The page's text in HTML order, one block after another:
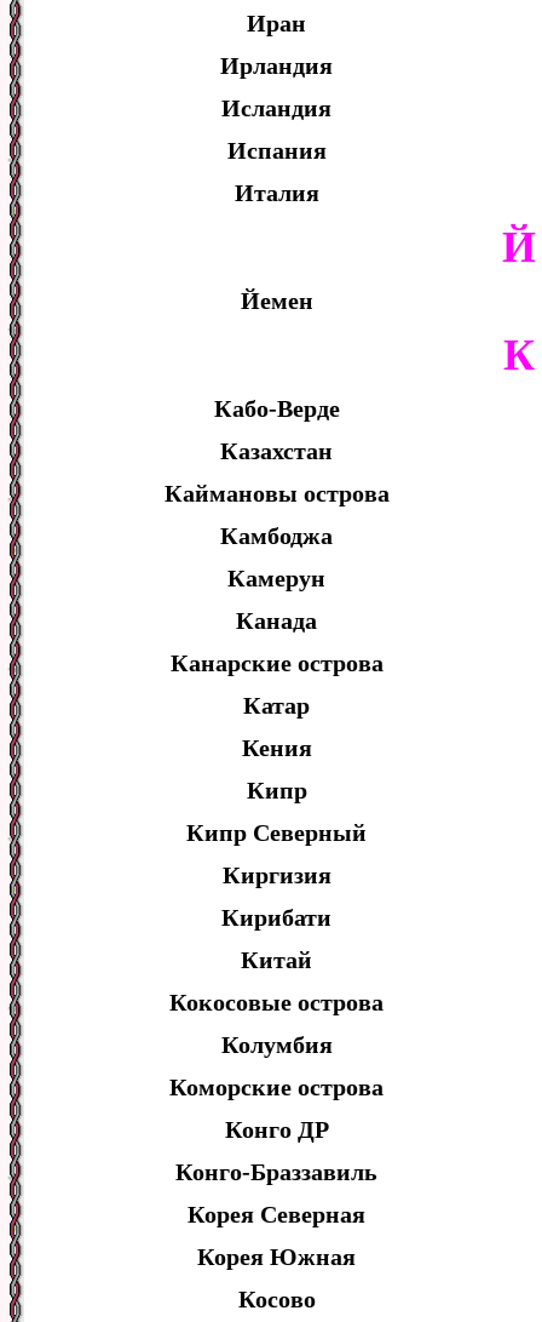
Иран
Ирландия
Исландия
Испания
Италия
Й
Йемен
К
Кабо-Верде
Казахстан
Каймановы острова
Камбоджа
Камерун
Канада
Канарские острова
Катар
Кения
Кипр
Кипр Северный
Киргизия
Кирибати
Китай
Кокосовые острова
Колумбия
Коморские острова
Конго ДР
Конго-Браззавиль
Корея Северная
Корея Южная
Косово